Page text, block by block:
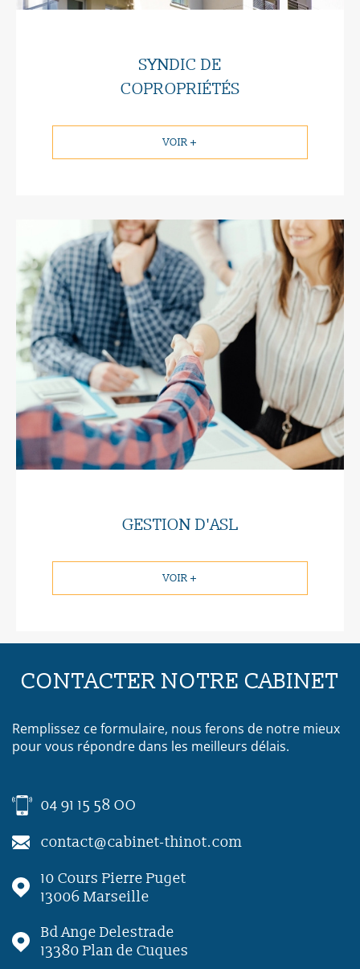
SYNDIC DE
COPROPRIÉTÉS
VOIR +
GESTION D'ASL
VOIR +
CONTACTER NOTRE CABINET
Remplissez ce formulaire, nous ferons de notre mieux
pour vous répondre dans les meilleurs délais.
04 91 15 58 OO
contact@cabinet-thinot.com
10 Cours Pierre Puget
13006
Marseille
Bd Ange Delestrade
13380
Plan de Cuques